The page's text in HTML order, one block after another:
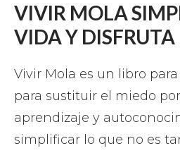
VIVIR MOLA
VIDA Y DISFRUTA
Vivir Mola es un libro
para sustituir el miedo
aprendizaje y
simplificar lo que no es